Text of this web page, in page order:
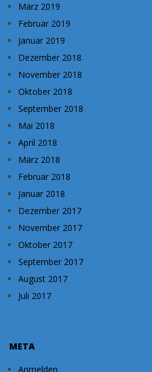
März 2019
Februar 2019
Januar 2019
Dezember 2018
November 2018
Oktober 2018
September 2018
Mai 2018
April 2018
März 2018
Februar 2018
Januar 2018
Dezember 2017
November 2017
Oktober 2017
September 2017
August 2017
Juli 2017
META
Anmelden